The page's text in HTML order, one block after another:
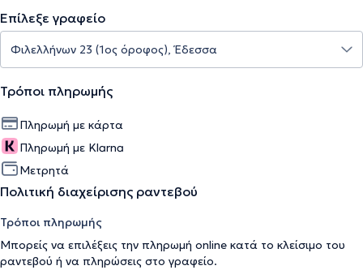
Επίλεξε γραφείο
Τρόποι πληρωμής
Πληρωμή με κάρτα
Πληρωμή με Klarna
Μετρητά
Πολιτική διαχείρισης ραντεβού
Τρόποι πληρωμής
Μπορείς να επιλέξεις την πληρωμή online κατά το κλείσιμο του
ραντεβού ή να πληρώσεις στο γραφείο.